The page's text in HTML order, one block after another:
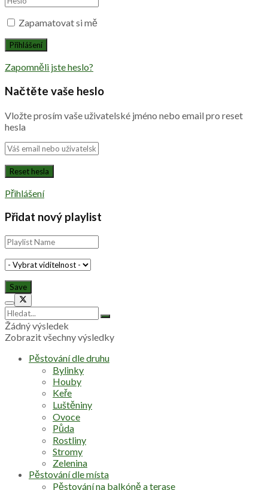
Zapamatovat si mě
Zapomněli jste heslo?
Načtěte vaše heslo
Vložte prosím vaše uživatelské jméno nebo email pro reset
hesla
Přihlášení
Přidat nový playlist
Žádný výsledek
Zobrazit všechny výsledky
Pěstování dle druhu
Bylinky
Houby
Keře
Luštěniny
Ovoce
Půda
Rostliny
Stromy
Zelenina
Pěstování dle místa
Pěstování na balkóně a terase